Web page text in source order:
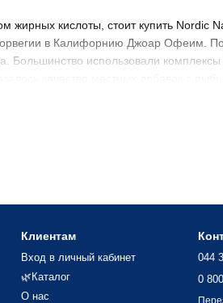
жирных кислоты, стоит купить
в Калифорнию Джоар Офеим.
Большинство использовали
вод;
определенной проблемы;
красный дрожжевой рис;
Клиентам
Вход в личный кабинет
🌿Каталог
О нас
044
0